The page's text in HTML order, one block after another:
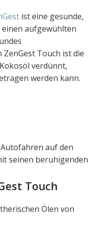
ist eine gesunde,
aufgewühlten
Touch ist die
verdünnt,
werden kann.
auf den
seinen beruhigenden
Touch
Ölen von